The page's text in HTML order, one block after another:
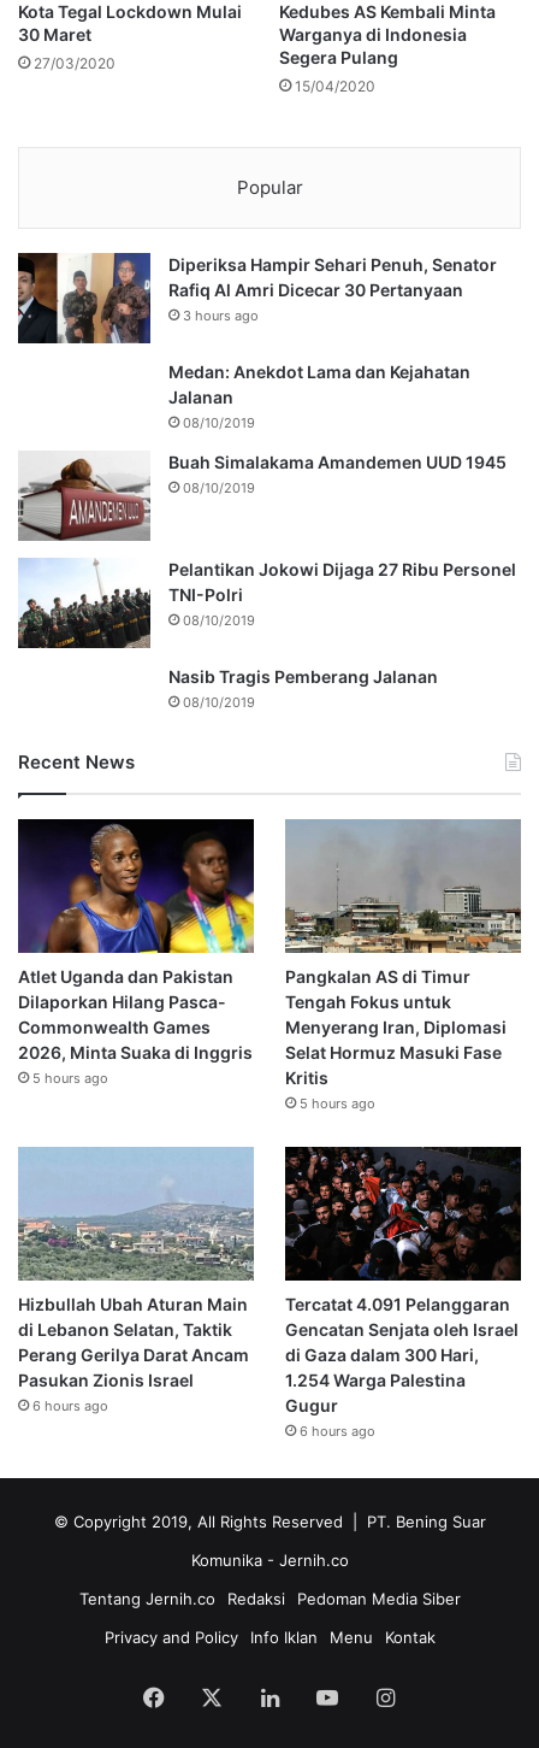
Kota Tegal Lockdown Mulai
30 Maret
27/03/2020
Kedubes AS Kembali Minta
Warganya di Indonesia
Segera Pulang
15/04/2020
Popular
Diperiksa Hampir Sehari Penuh, Senator
Rafiq Al Amri Dicecar 30 Pertanyaan
3 hours ago
Medan: Anekdot Lama dan Kejahatan
Jalanan
08/10/2019
Buah Simalakama Amandemen UUD 1945
08/10/2019
Pelantikan Jokowi Dijaga 27 Ribu Personel
TNI-Polri
08/10/2019
Nasib Tragis Pemberang Jalanan
08/10/2019
Recent News
Atlet Uganda dan Pakistan
Dilaporkan Hilang Pasca-
Commonwealth Games
2026, Minta Suaka di Inggris
5 hours ago
Pangkalan AS di Timur
Tengah Fokus untuk
Menyerang Iran, Diplomasi
Selat Hormuz Masuki Fase
Kritis
5 hours ago
Hizbullah Ubah Aturan Main
di Lebanon Selatan, Taktik
Perang Gerilya Darat Ancam
Pasukan Zionis Israel
6 hours ago
Tercatat 4.091 Pelanggaran
Gencatan Senjata oleh Israel
di Gaza dalam 300 Hari,
1.254 Warga Palestina
Gugur
6 hours ago
© Copyright 2019, All Rights Reserved | PT. Bening Suar
Komunika - Jernih.co
Tentang Jernih.co
Redaksi
Pedoman Media Siber
Privacy and Policy
Info Iklan Menu Kontak
Facebook LinkedInYouTubeInstagram